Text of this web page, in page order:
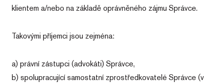
klientem a/nebo na základě oprávněného zájmu Správce.
Takovými příjemci jsou zejména:
a) právní zástupci (advokáti) Správce,
b) spolupracující samostatní zprostředkovatelé Správce (v